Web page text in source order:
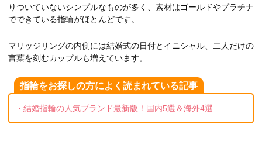
りついていないシンプルなものが多く、素材はゴールドやプラチナ
でできている指輪がほとんどです。
マリッジリングの内側には結婚式の日付とイニシャル、二人だけの
言葉を刻むカップルも増えています。
指輪をお探しの方によく読まれている記事
・結婚指輪の人気ブランド最新版！国内5選＆海外4選